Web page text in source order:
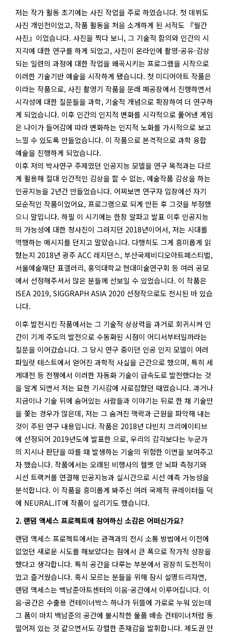
저는 작가 활동 초기에는 사진 작업을 주로 하였습니다. 첫 데뷔도
사진 개인전이었고, 작품 활동을 처음 소개하게 된 서적도 『월간
사진』이었습니다. 사진을 찍다 보니, 그 기술적 함의와 인간의 시
지각에 대한 연구를 하게 되었고, 사진이 온라인에 촬영-공유-감상
되는 일련의 과정에 대한 작업을 왜곡시키는 프로그램을 시작으로
이러한 기술기반 예술을 시작하게 됐습니다. 첫 미디어아트 작품은
이라는 작품으로, 사진 촬영기 작품을 문래 폐공장에서 진행하면서
시각성에 대한 질문들을 과학, 기술적 개념으로 확장하여 더 연구하
게 되었습니다. 이후 인간의 인지적 변화를 시각적으로 풀어낸 게임
은 나이가 들어감에 따라 변화하는 인지적 노화를 가시적으로 보고
느낄 수 있도록 만들었습니다. 이 작품으로 본격적으로 과학 융합
예술을 진행하게 되었습니다.
이후 저의 박사연구 주제였던 인공지능 모델을 연구 목적과는 다르
게 활용해 절대 인간적인 감상을 할 수 없는, 예술작품 감상을 하는
인공지능을 2년간 만들었습니다. 어찌보면 연구자 입장에선 자기
모순적인 작품이었어요, 프로그램으로 되게 만든 후 그것을 부정했
으니 말입니다. 하필 이 시기에는 한창 알파고 발표 이후 인공지능
의 가능성에 대한 청사진이 그려지던 2018년이어서, 저는 시대를
역행하는 메시지를 던지고 말았습니다. 다행히도 그게 흥미롭게 읽
혔는지 2018년 광주 ACC 레지던스, 부산국제비디오아트페스티벌,
서울예술재단 표갤러리, 홍익대학교 현대미술연구회 등 여러 공모
에서 선정해주셔서 많은 분들께 선보일 수 있었습니다. 이 작품은
ISEA 2019, SIGGRAPH ASIA 2020 선정작으로도 전시된 바 있습
니다.
이후 발전시킨 작품에서는 그 기술적 상상력을 과거로 회귀시켜 인
간이 기계 주도의 발전으로 수동화된 시점이 어디서부터일까라는
질문을 이어갔습니다. 그 당시 연구 중이던 인공 인지 모델이 여러
파일럿 테스트에서 얻어진 과학적 사실을 근간으로 했으며, 특히 세
계대전 등 전쟁에서 이러한 자동화 기술이 급속도로 발전했다는 것
을 알게 되면서 저는 묘한 기시감에 사로잡혔던 때였습니다. 과거나
지금이나 기술 뒤에 숨어있는 사람들과 이야기는 뒤로 한 채 기술만
을 쫓는 경우가 많은데, 저는 그 숨겨진 맥락과 근원을 파악해 내는
것이 주된 연구 내용입니다. 작품은 2018년 다빈치 크리에이티브
에 선정되어 2019년도에 발표한 으로, 우리의 감각보다는 누군가
의 지시나 판단을 따를 때 발생하는 기술의 위험한 이면을 보여주고
자 했습니다. 작품에서는 오래된 비행사의 헬멧 안 뇌파 측정기와
시선 트랙커를 연결해 인공지능과 실시간으로 시선 예측 가능성을
분석합니다. 이 작품을 흥미롭게 봐주신 여러 국제적 큐레이터들 덕
에 NEURAL.IT에 작품이 실리기도 했습니다.
2. 랜덤 액세스 프로젝트에 참여하신 소감은 어떠신가요?
랜덤 액세스 프로젝트에서는 관객과의 전시 소통 방법에서 이전에
없었던 새로운 시도를 해보았다는 점에서 큰 폭으로 작가적 성장을
했다고 생각합니다. 특히 공간을 다루는 부분에서 굉장히 도전적이
었고 즐거웠습니다. 혹시 모르는 분들을 위해 잠시 설명드리자면,
랜덤 액세스는 백남준아트센터의 이음-공간에서 이루어집니다. 이
음-공간은 수출용 컨테이너박스 하나가 뒤뜰에 가로로 누워 있는데
그 폼이 마치 백남준의 공간에 불시착한 물품 배송 컨테이너처럼 동
떨어져 있는 것 같으면서도 강렬한 존재감을 발휘합니다. 제도권 안